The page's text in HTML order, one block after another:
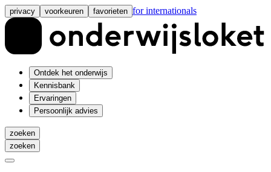
privacy voorkeuren favorieten for internationals
Ontdek het onderwijs
Kennisbank
Ervaringen
Persoonlijk advies
zoeken
zoeken